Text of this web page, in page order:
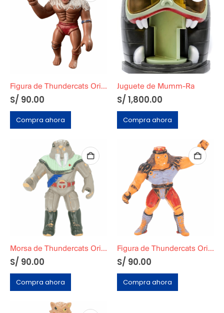
Figura de Thundercats Original Telepix
S/ 90.00
Compra ahora
Juguete de Mumm-Ra
S/ 1,800.00
Compra ahora
Morsa de Thundercats Original Telepix
S/ 90.00
Compra ahora
Figura de Thundercats Original Telepix
S/ 90.00
Compra ahora